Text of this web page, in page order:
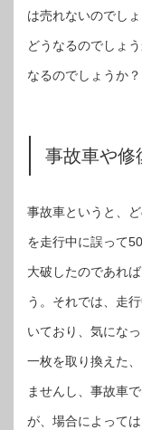
は売れないのでし
どうなるのでしょ
なるのでしょうか？
事故車や修
事故車というと、
を走行中に誤って
大破したのであれ
う。それでは、走
いており、気にな
一枚を取り換えた
ませんし、事故車
が、場合によって